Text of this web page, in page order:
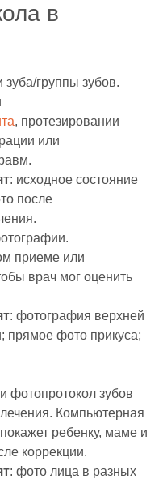
в
группы зубов.
, протезировании
или
: исходное состояние
после
приеме или
врач мог оценить
: фотография верхней
прямое фото прикуса;
фотопротокол зубов
Компьютерная
ребенку, маме и
коррекции.
: фото лица в разных